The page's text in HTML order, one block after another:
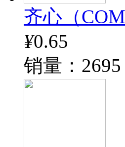
齐心（
¥0.65
销量：2695